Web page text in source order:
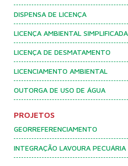
DISPENSA DE LICENÇA
LICENÇA AMBIENTAL SIMPLIFICADA
LICENÇA DE DESMATAMENTO
LICENCIAMENTO AMBIENTAL
OUTORGA DE USO DE ÁGUA
PROJETOS
GEORREFERENCIAMENTO
INTEGRAÇÃO LAVOURA PECUÁRIA